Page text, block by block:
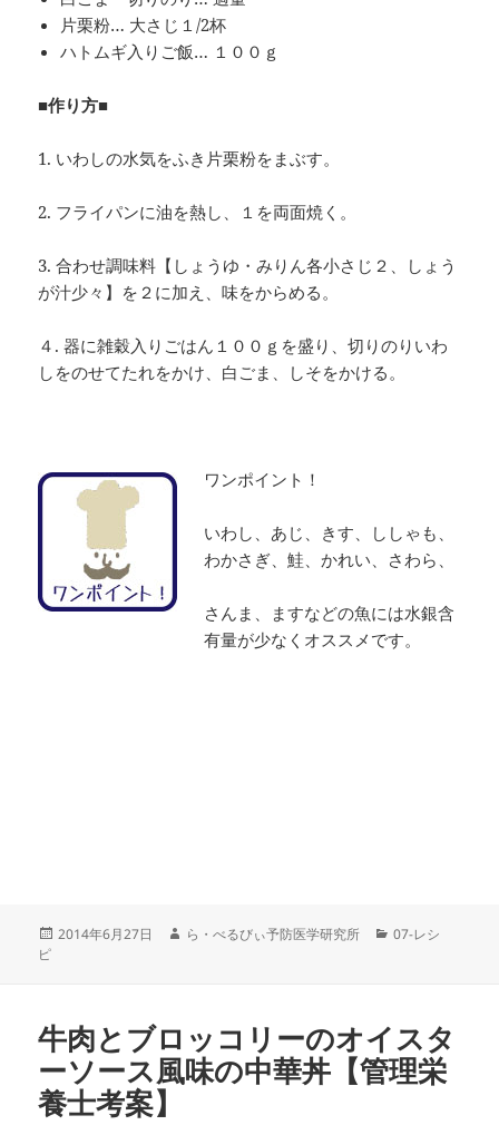
片栗粉… 大さじ１/2杯
ハトムギ入りご飯… １００ｇ
■作り方■
1. いわしの水気をふき片栗粉をまぶす。
2. フライパンに油を熱し、１を両面焼く。
3. 合わせ調味料【しょうゆ・みりん各小さじ２、しょう
が汁少々】を２に加え、味をからめる。
４. 器に雑穀入りごはん１００ｇを盛り、切りのりいわ
しをのせてたれをかけ、白ごま、しそをかける。
ワンポイント！
いわし、あじ、きす、ししゃも、
わかさぎ、鮭、かれい、さわら、
さんま、ますなどの魚には水銀含
有量が少なくオススメです。
投
2014年6月27日
作
ら・べるびぃ予防医学研究所
カ
07-レシ
ピ
牛肉とブロッコリーのオイスタ
ーソース風味の中華丼【管理栄
養士考案】